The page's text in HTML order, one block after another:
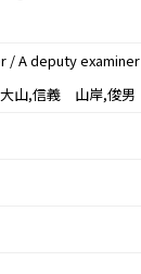
/ A deputy examiner
山,信義 山岸,俊男